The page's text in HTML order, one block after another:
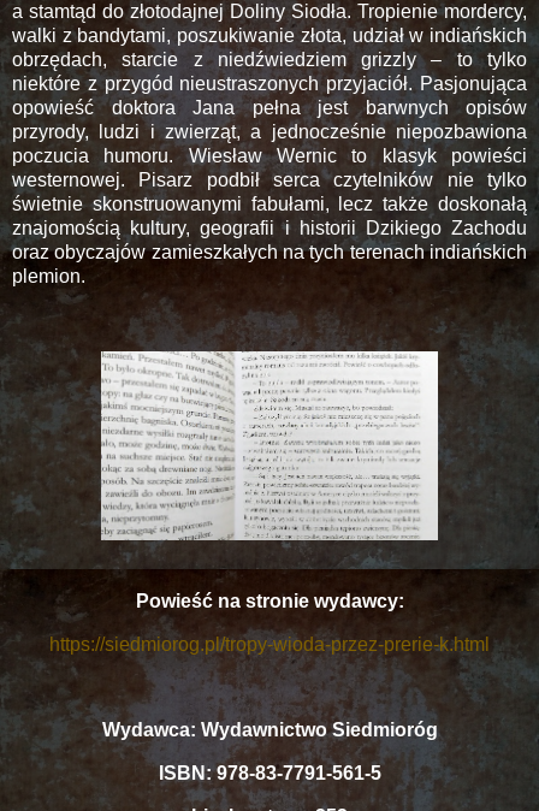
a stamtąd do złotodajnej Doliny Siodła. Tropienie mordercy,
walki z bandytami, poszukiwanie złota, udział w indiańskich
obrzędach, starcie z niedźwiedziem grizzly – to tylko
niektóre z przygód nieustraszonych przyjaciół. Pasjonująca
opowieść doktora Jana pełna jest barwnych opisów
przyrody, ludzi i zwierząt, a jednocześnie niepozbawiona
poczucia humoru. Wiesław Wernic to klasyk powieści
westernowej. Pisarz podbił serca czytelników nie tylko
świetnie skonstruowanymi fabułami, lecz także doskonałą
znajomością kultury, geografii i historii Dzikiego Zachodu
oraz obyczajów zamieszkałych na tych terenach indiańskich
plemion.
Powieść na stronie wydawcy:
https://siedmiorog.pl/tropy-wioda-przez-prerie-k.html
Wydawca: Wydawnictwo Siedmioróg
ISBN: 978-83-7791-561-5